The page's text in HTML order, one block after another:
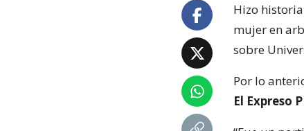
Hizo
mujer en
sobre
Por lo
El Expreso